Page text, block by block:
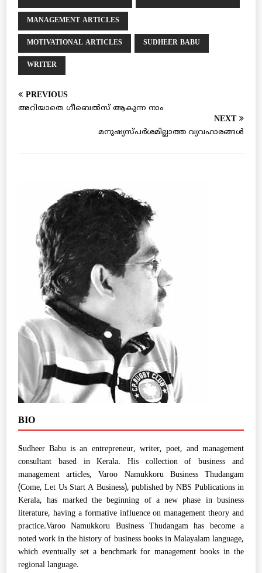
MANAGEMENT ARTICLES
MOTIVATIONAL ARTICLES SUDHEER BABU
WRITER
PREVIOUS
അറിയാതെ ഗീബെല്‍സ് ആകുന്ന നാം
NEXT
മനുഷ്യസ്പര്‍ശമില്ലാത്ത വ്യവഹാരങ്ങള്‍
BIO
Sudheer Babu is an entrepreneur, writer, poet, and management
consultant based in Kerala. His collection of business and
management articles, Varoo Namukkoru Business Thudangam
(Come, Let Us Start A Business), published by NBS Publications in
Kerala, has marked the beginning of a new phase in business
literature, having a formative influence on management theory and
practice.Varoo Namukkoru Business Thudangam has become a
noted work in the history of business books in Malayalam language,
which eventually set a benchmark for management books in the
regional language.